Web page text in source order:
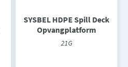
SYSBEL HDPE Spill Deck
Opvangplatform
21G